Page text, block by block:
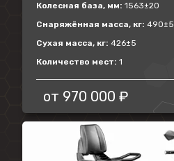
Колесная база, мм: 1563±20
Снаряжённая масса, кг: 490±5
Сухая масса, кг: 426±5
Количество мест: 1
от 970 000 ₽